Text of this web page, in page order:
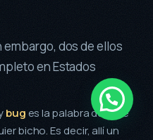
dos de ellos
en Estados
buges la palabra de calle
bicho. Es decir, allí un